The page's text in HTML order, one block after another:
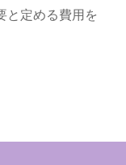
と定める費用を